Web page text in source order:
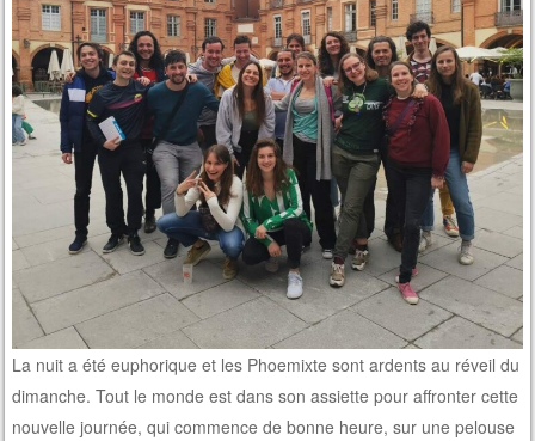
La nuit a été euphorique et les Phoemixte sont ardents au réveil du
dimanche. Tout le monde est dans son assiette pour affronter cette
nouvelle journée, qui commence de bonne heure, sur une pelouse